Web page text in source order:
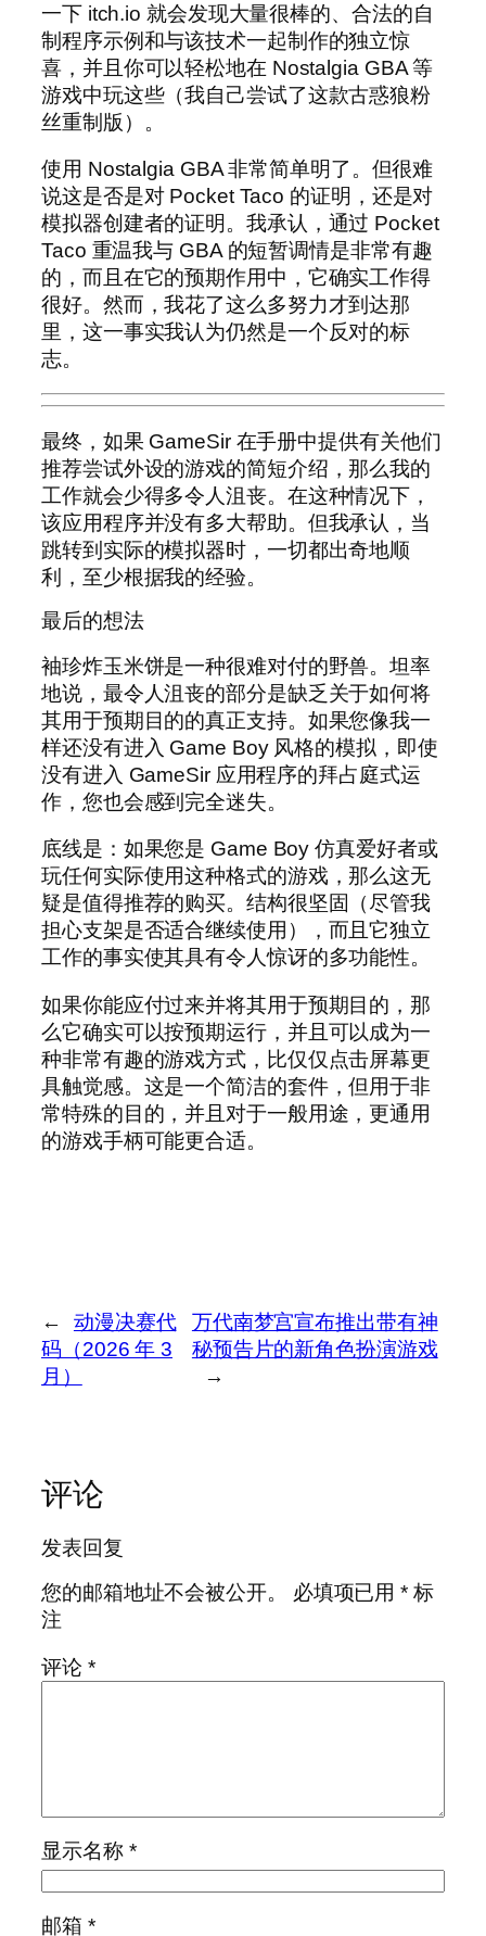
一下 itch.io 就会发现大量很棒的、合法的自
制程序示例和与该技术一起制作的独立惊
喜，并且你可以轻松地在 Nostalgia GBA 等
游戏中玩这些（我自己尝试了这款古惑狼粉
丝重制版）。
使用 Nostalgia GBA 非常简单明了。但很难
说这是否是对 Pocket Taco 的证明，还是对
模拟器创建者的证明。我承认，通过 Pocket
Taco 重温我与 GBA 的短暂调情是非常有趣
的，而且在它的预期作用中，它确实工作得
很好。然而，我花了这么多努力才到达那
里，这一事实我认为仍然是一个反对的标
志。
最终，如果 GameSir 在手册中提供有关他们
推荐尝试外设的游戏的简短介绍，那么我的
工作就会少得多令人沮丧。在这种情况下，
该应用程序并没有多大帮助。但我承认，当
跳转到实际的模拟器时，一切都出奇地顺
利，至少根据我的经验。
最后的想法
袖珍炸玉米饼是一种很难对付的野兽。坦率
地说，最令人沮丧的部分是缺乏关于如何将
其用于预期目的的真正支持。如果您像我一
样还没有进入 Game Boy 风格的模拟，即使
没有进入 GameSir 应用程序的拜占庭式运
作，您也会感到完全迷失。
底线是：如果您是 Game Boy 仿真爱好者或
玩任何实际使用这种格式的游戏，那么这无
疑是值得推荐的购买。结构很坚固（尽管我
担心支架是否适合继续使用），而且它独立
工作的事实使其具有令人惊讶的多功能性。
如果你能应付过来并将其用于预期目的，那
么它确实可以按预期运行，并且可以成为一
种非常有趣的游戏方式，比仅仅点击屏幕更
具触觉感。这是一个简洁的套件，但用于非
常特殊的目的，并且对于一般用途，更通用
的游戏手柄可能更合适。
←
动漫决赛代
码（2026 年 3
月）
万代南梦宫宣布推出带有神
秘预告片的新角色扮演游戏
→
评论
发表回复
您的邮箱地址不会被公开。
必填项已用* 标
注
评论 *
显示名称 *
邮箱 *